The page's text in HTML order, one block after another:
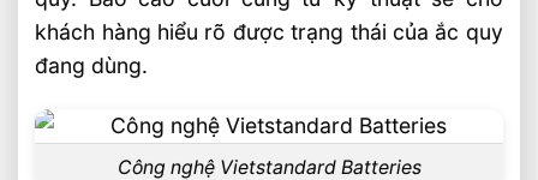
khách hàng hiểu rõ được trạng thái của ắc quy
đang dùng.
Công nghệ Vietstandard Batteries